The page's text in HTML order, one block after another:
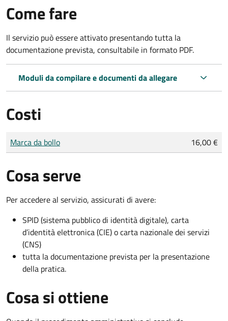
Come fare
Il servizio può essere attivato presentando tutta la
documentazione prevista, consultabile in formato PDF.
Moduli da compilare e documenti da allegare
Costi
Tipo di pagamento
Importo
Marca da bollo 16,00 €
Cosa serve
Per accedere al servizio, assicurati di avere:
SPID (sistema pubblico di identità digitale), carta
d’identità elettronica (CIE) o carta nazionale dei servizi
(CNS)
tutta la documentazione prevista per la presentazione
della pratica.
Cosa si ottiene